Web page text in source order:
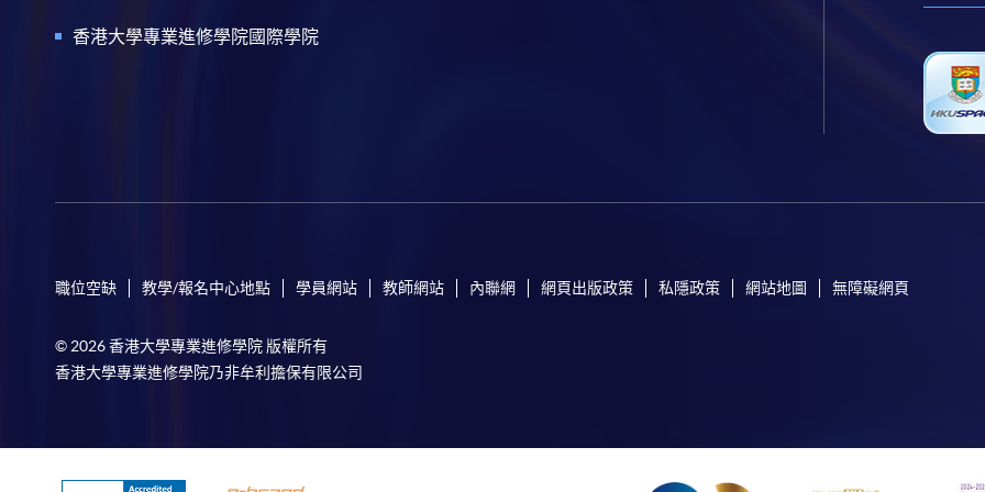
香港大學專業進修學院國際學院
職位空缺 教學/報名中心地點 學員網站 教師網站 內聯網 網頁出版政策 私隱政策 網站地圖 無障礙網頁
© 2026 香港大學專業進修學院 版權所有
香港大學專業進修學院乃非牟利擔保有限公司